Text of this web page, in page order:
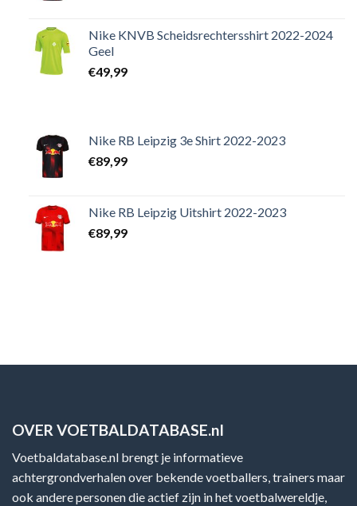
Nike KNVB Scheidsrechtersshirt 2022-2024
Geel
€49,99
Nike RB Leipzig 3e Shirt 2022-2023
€89,99
Nike RB Leipzig Uitshirt 2022-2023
€89,99
OVER VOETBALDATABASE.nl
Voetbaldatabase.nl brengt je informatieve
achtergrondverhalen over bekende voetballers, trainers maar
ook andere personen die actief zijn in het voetbalwereldje,